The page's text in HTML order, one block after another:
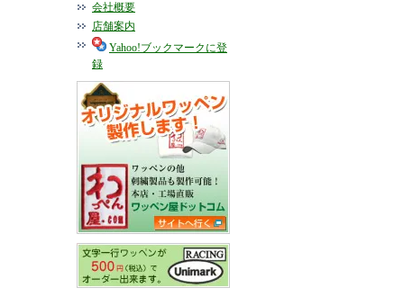
会社概要
店舗案内
Yahoo!ブックマークに登
録